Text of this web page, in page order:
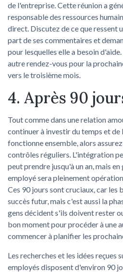
de l'entreprise. Cette réunion a
responsable des ressources
direct. Discutez de ce que ressent
part de ses commentaires et
pour lesquelles elle a besoin
autre rendez-vous pour la
vers le troisième mois.
4. Après 90
Tout comme dans une relation
continuer à investir du temps et
fonctionne ensemble, alors
contrôles réguliers. L'intégration
peut prendre jusqu'à un an, mais en
employé sera pleinement
Ces 90 jours sont cruciaux, car les
succès futur, mais c'est aussi la
gens décident s'ils doivent rester
bon moment pour procéder à une
commencer à planifier les
Les recherches et les idées reçues
employés disposent d'environ 90